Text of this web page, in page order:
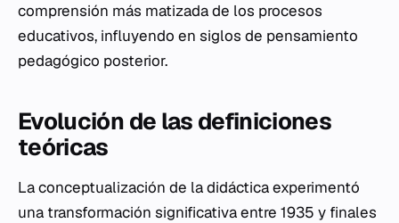
comprensión más matizada de los procesos
educativos, influyendo en siglos de pensamiento
pedagógico posterior.
Evolución de las definiciones
teóricas
La conceptualización de la didáctica experimentó
una transformación significativa entre 1935 y finales